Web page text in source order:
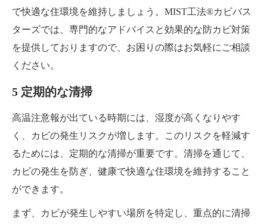
で快適な住環境を維持しましょう。MIST工法®カビバス
ターズでは、専門的なアドバイスと効果的な防カビ対策
を提供しておりますので、お困りの際はお気軽にご相談
ください。
5 定期的な清掃
高温注意報が出ている時期には、湿度が高くなりやす
く、カビの発生リスクが増します。このリスクを軽減す
るためには、定期的な清掃が重要です。清掃を通じて、
カビの発生を防ぎ、健康で快適な住環境を維持すること
ができます。
まず、カビが発生しやすい場所を特定し、重点的に清掃